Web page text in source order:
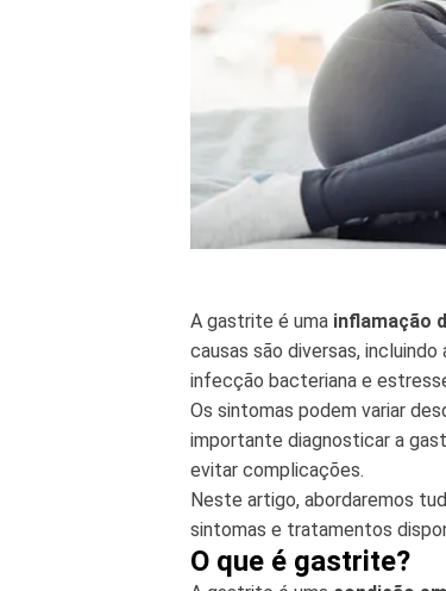
A gastrite é uma inflamação
causas são diversas,
infecção bacteriana e
Os sintomas podem variar
importante diagnosticar a
evitar complicações.
Neste artigo, abordaremos
sintomas e tratamentos
O que é gastrite?